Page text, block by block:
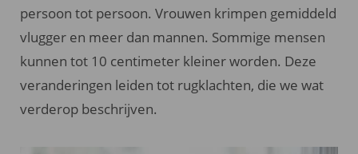
persoon tot persoon. Vrouwen krimpen gemiddeld
vlugger en meer dan mannen. Sommige mensen
kunnen tot 10 centimeter kleiner worden. Deze
veranderingen leiden tot rugklachten, die we wat
verderop beschrijven.